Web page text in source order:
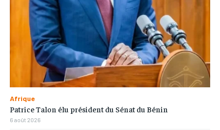
Afrique
Patrice Talon élu président du Sénat du Bénin
6 août 2026